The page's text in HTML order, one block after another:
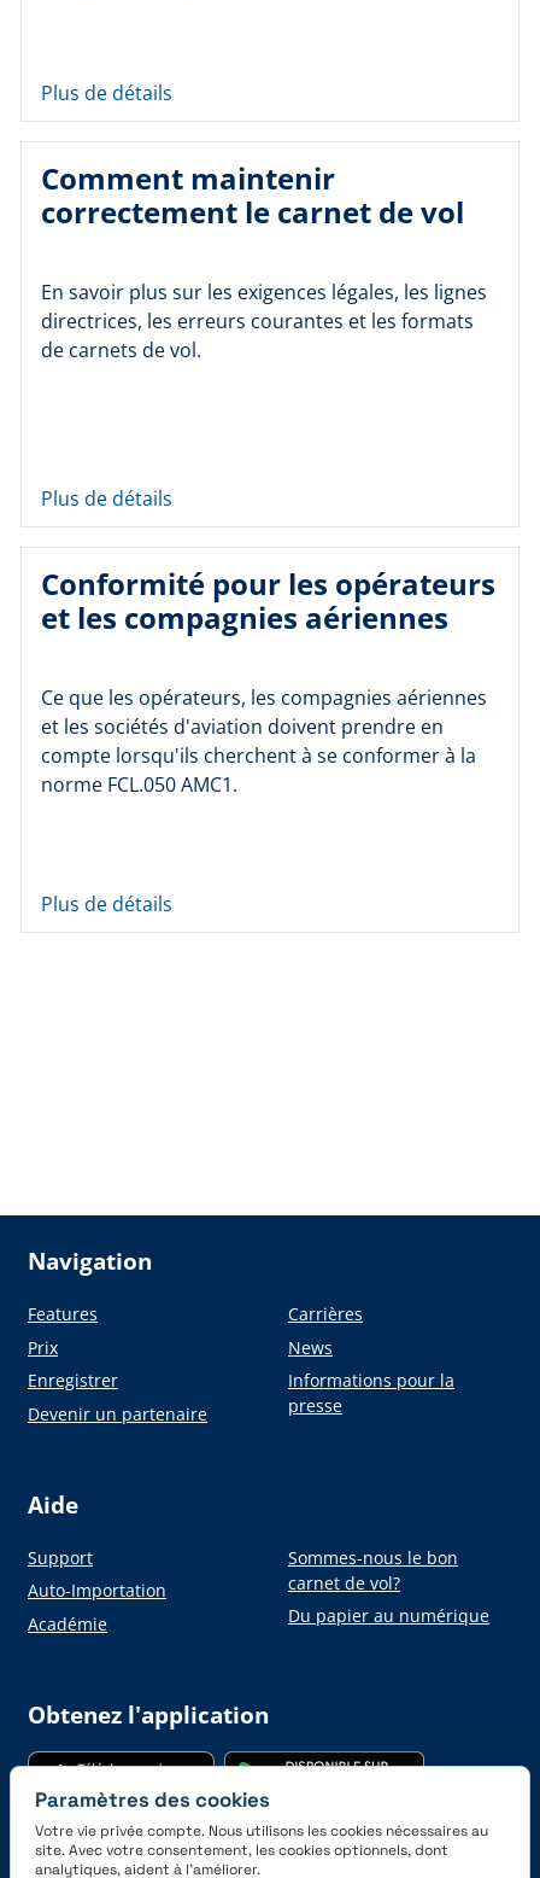
Plus de détails
Comment maintenir
correctement le carnet de vol
En savoir plus sur les exigences légales, les lignes
directrices, les erreurs courantes et les formats
de carnets de vol.
Plus de détails
Conformité pour les opérateurs
et les compagnies aériennes
Ce que les opérateurs, les compagnies aériennes
et les sociétés d'aviation doivent prendre en
compte lorsqu'ils cherchent à se conformer à la
norme FCL.050 AMC1.
Plus de détails
Navigation
Features
Prix
Enregistrer
Devenir un partenaire
Carrières
News
Informations pour la
presse
Aide
Support
Auto-Importation
Académie
Sommes-nous le bon
carnet de vol?
Du papier au numérique
Obtenez l'application
Paramètres des cookies
Votre vie privée compte. Nous utilisons les cookies nécessaires au
site. Avec votre consentement, les cookies optionnels, dont
analytiques, aident à l’améliorer.